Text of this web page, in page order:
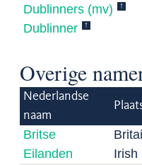
Dublinners (mv) ↑
Dublinner ↑
Overige
Nederlandse
naam
Britse
Eilanden
Irish